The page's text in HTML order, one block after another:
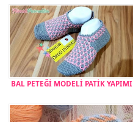
BAL PETEĞİ MODELİ PATİK YAPIMI